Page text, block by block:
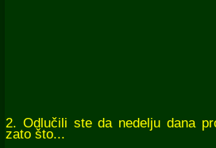
2. Odlučili ste da nedelju dana
zato što...